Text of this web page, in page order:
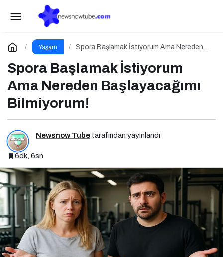
Yaşam
Spora Başlamak İstiyorum Ama Nereden
Spora Başlamak İstiyorum
Ama Nereden Başlayacağımı
Bilmiyorum!
Newsnow Tube tarafından yayınlandı
6dk, 6sn
Dijital Çağın İlişkileri: Tüketen 6 Davranış
Biçimi
Yorum Yap